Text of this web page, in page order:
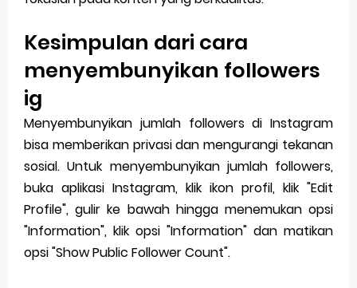
Kesimpulan dari cara
menyembunyikan followers
ig
Menyembunyikan jumlah followers di Instagram
bisa memberikan privasi dan mengurangi tekanan
sosial. Untuk menyembunyikan jumlah followers,
buka aplikasi Instagram, klik ikon profil, klik "Edit
Profile", gulir ke bawah hingga menemukan opsi
"Information", klik opsi "Information" dan matikan
opsi "Show Public Follower Count".